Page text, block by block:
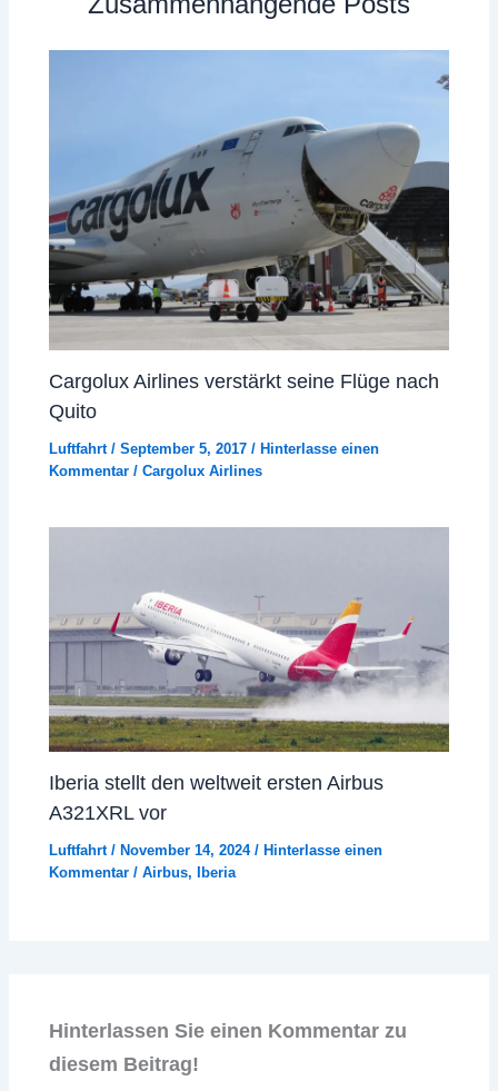
Cargolux Airlines verstärkt seine Flüge nach
Quito
Luftfahrt/September 5, 2017/ Hinterlasse einen
Kommentar /Cargolux Airlines
Iberia stellt den weltweit ersten Airbus
A321XRL vor
Luftfahrt/ November 14, 2024/ Hinterlasse einen
Kommentar /Airbus, Iberia
Hinterlassen Sie einen Kommentar zu
diesem Beitrag!